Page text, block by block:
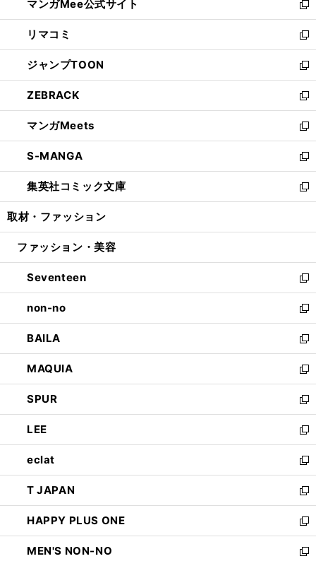
く
ド
ウ
で
開
く
ィ
ン
ド
ウ
で
開
く
い
ウ
ィ
ン
ド
ウ
で
開
く
マンガMee公式サイト
新
し
い
ウ
ィ
ン
ド
ウ
で
開
く
リマコミ
新
し
い
ウ
ィ
ン
ド
ウ
で
開
く
ジャンプTOON
新
し
い
ウ
ィ
ン
ド
ウ
で
開
ZEBRACK
新
し
い
ウ
ィ
ン
ド
ウ
開
マンガMeets
新
し
い
ウ
ィ
ン
ウ
開
く
S-MANGA
新
し
い
ウ
ン
ウ
で
開
く
集英社コミック文庫
新
し
ウ
ン
ド
ウ
で
開
く
取材・ファッション
ファッション・美容
Seventeen
新
し
い
ウ
ィ
ン
ド
ウ
で
開
く
non-no
新
し
い
ウ
ィ
ン
ド
ウ
で
開
く
BAILA
新
し
い
ウ
ィ
ン
ド
ウ
で
開
く
MAQUIA
新
し
い
ウ
ィ
ン
ド
ウ
で
開
く
SPUR
新
し
い
ウ
ィ
ン
ド
ウ
で
開
く
LEE
新
し
い
ウ
ィ
ン
ド
ウ
で
eclat
新
し
い
ウ
ィ
ン
ド
T JAPAN
新
し
い
ウ
ィ
HAPPY PLUS ONE
新
し
い
MEN'S NON-NO
新